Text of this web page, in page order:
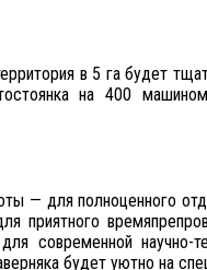
в 5 га будет
на 400
— для полноценного
приятного
современной научно-
будет уютно на